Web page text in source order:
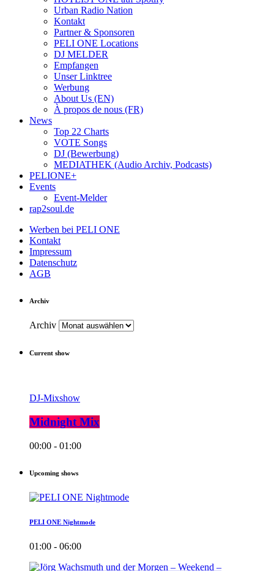
Urban Radio Nation
Kontakt
Partner & Sponsoren
PELI ONE Locations
DJ MELDER
Empfangen
Unser Linktree
Werbung
About Us (EN)
À propos de nous (FR)
News
Top 22 Charts
VOTE Songs
DJ (Bewerbung)
MEDIATHEK (Audio Archiv, Podcasts)
PELIONE+
Events
Event-Melder
rap2soul.de
Werben bei PELI ONE
Kontakt
Impressum
Datenschutz
AGB
Archiv
Archiv
Current show
DJ-Mixshow
Midnight Mix
00:00 - 01:00
Upcoming shows
PELI ONE Nightmode
01:00 - 06:00